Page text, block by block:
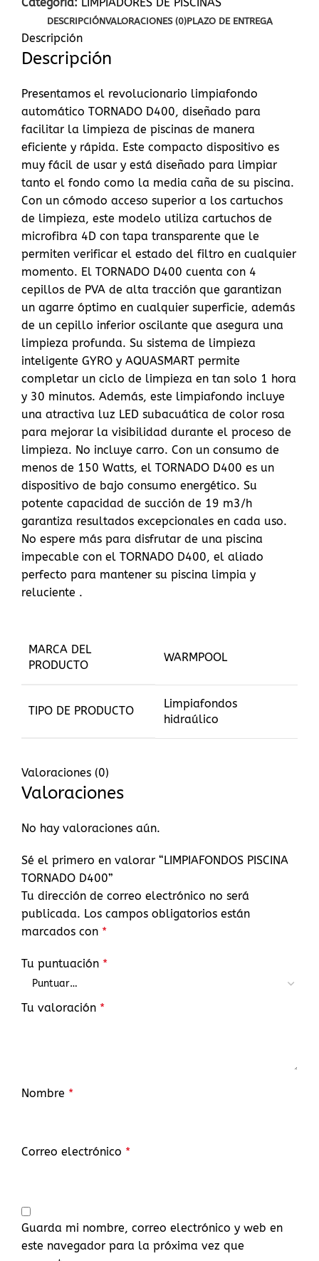
Categoría: LIMPIADORES DE PISCINAS
DESCRIPCIÓNVALORACIONES (0)PLAZO DE ENTREGA
Descripción
Descripción
Presentamos el revolucionario limpiafondo
automático TORNADO D400, diseñado para
facilitar la limpieza de piscinas de manera
eficiente y rápida. Este compacto dispositivo es
muy fácil de usar y está diseñado para limpiar
tanto el fondo como la media caña de su piscina.
Con un cómodo acceso superior a los cartuchos
de limpieza, este modelo utiliza cartuchos de
microfibra 4D con tapa transparente que le
permiten verificar el estado del filtro en cualquier
momento. El TORNADO D400 cuenta con 4
cepillos de PVA de alta tracción que garantizan
un agarre óptimo en cualquier superficie, además
de un cepillo inferior oscilante que asegura una
limpieza profunda. Su sistema de limpieza
inteligente GYRO y AQUASMART permite
completar un ciclo de limpieza en tan solo 1 hora
y 30 minutos. Además, este limpiafondo incluye
una atractiva luz LED subacuática de color rosa
para mejorar la visibilidad durante el proceso de
limpieza. No incluye carro. Con un consumo de
menos de 150 Watts, el TORNADO D400 es un
dispositivo de bajo consumo energético. Su
potente capacidad de succión de 19 m3/h
garantiza resultados excepcionales en cada uso.
No espere más para disfrutar de una piscina
impecable con el TORNADO D400, el aliado
perfecto para mantener su piscina limpia y
reluciente .
MARCA DEL
PRODUCTO
WARMPOOL
TIPO DE PRODUCTO
Limpiafondos
hidraúlico
Valoraciones (0)
Valoraciones
No hay valoraciones aún.
Sé el primero en valorar “LIMPIAFONDOS PISCINA
TORNADO D400”
Tu dirección de correo electrónico no será
publicada. Los campos obligatorios están
marcados con *
Tu puntuación *
Tu valoración *
Nombre *
Correo electrónico *
Guarda mi nombre, correo electrónico y web en
este navegador para la próxima vez que